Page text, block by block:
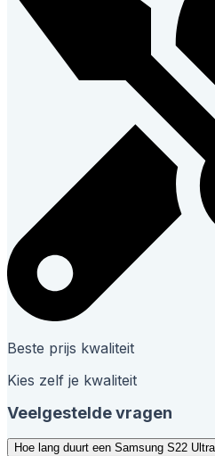
Beste prijs kwaliteit
Kies zelf je kwaliteit
Veelgestelde vragen
Hoe lang duurt een Samsung S22